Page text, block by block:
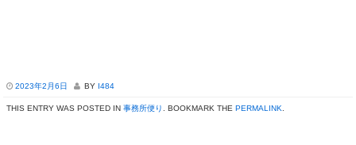
2023年2月6日 BY I484
THIS ENTRY WAS POSTED IN 事務所便り . BOOKMARK THE PERMALINK